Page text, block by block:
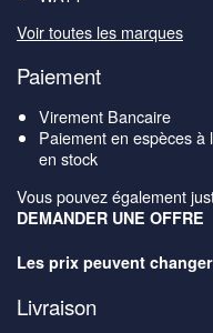
Voir toutes les marques
Paiement
Virement Bancaire
Paiement en espèces à
en stock
Vous pouvez également
DEMANDER UNE OFFRE
Les prix peuvent
Livraison